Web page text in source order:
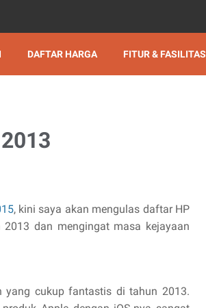
DAFTAR HARGA FITUR & FASILITAS
, kini saya akan mengulas daftar HP
dan mengingat masa kejayaan
yang cukup fantastis di tahun 2013.